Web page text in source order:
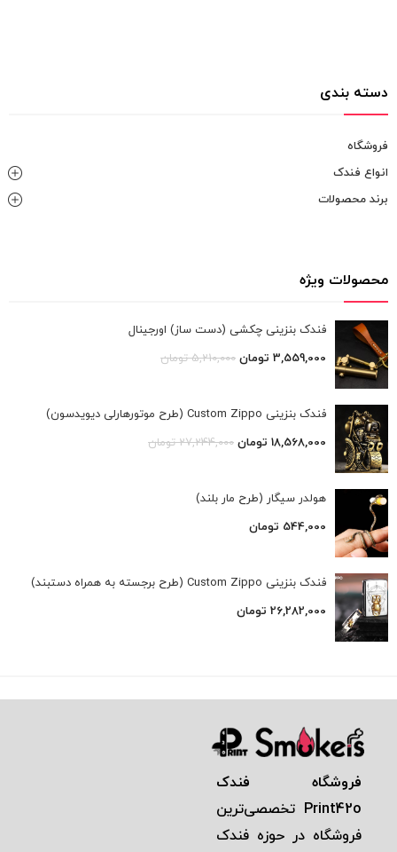
دسته بندی
فروشگاه
انواع فندک
برند محصولات
محصولات ویژه
فندک بنزینی چکشی (دست ساز) اورجینال
3,559,000 تومان 5,210,000 تومان
فندک بنزینی Custom Zippo (طرح موتورهارلی دیویدسون)
18,568,000 تومان 27,244,000 تومان
هولدر سیگار (طرح مار بلند)
544,000 تومان
فندک بنزینی Custom Zippo (طرح برجسته به همراه دستبند)
26,282,000 تومان
فروشگاه فندک
Print42o تخصصی‌ترين
فروشگاه در حوزه فندک